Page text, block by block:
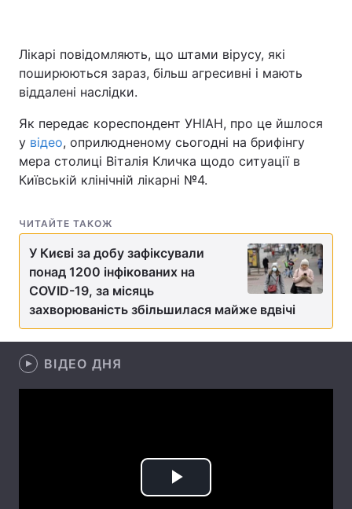
Головна
Україна Політика
Світ
Спорт Наука
Техно і зв'язок Лайт
Зброя
Здоров'я Туризм
Цікавинки
Лонгріди
Лікарі повідомляють, що штами вірусу, які
поширюються зараз, більш агресивні і мають
віддалені наслідки.
Як передає кореспондент УНІАН, про це йшлося
у відео, оприлюдненому сьогодні на брифінгу
мера столиці Віталія Кличка щодо ситуації в
Київській клінічній лікарні №4.
ЧИТАЙТЕ ТАКОЖ
У Києві за добу зафіксували
понад 1200 інфікованих на
COVID-19, за місяць
захворюваність збільшилася майже вдвічі
ВІДЕО ДНЯ
Play